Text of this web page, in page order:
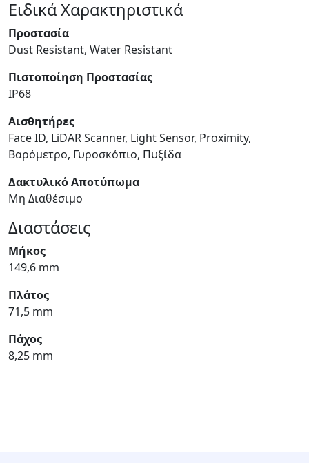
Ειδικά Χαρακτηριστικά
Προστασία
Dust Resistant, Water Resistant
Πιστοποίηση Προστασίας
IP68
Αισθητήρες
Face ID, LiDAR Scanner, Light Sensor, Proximity,
Βαρόμετρο, Γυροσκόπιο, Πυξίδα
Δακτυλικό Αποτύπωμα
Μη Διαθέσιμο
Διαστάσεις
Μήκος
149,6 mm
Πλάτος
71,5 mm
Πάχος
8,25 mm